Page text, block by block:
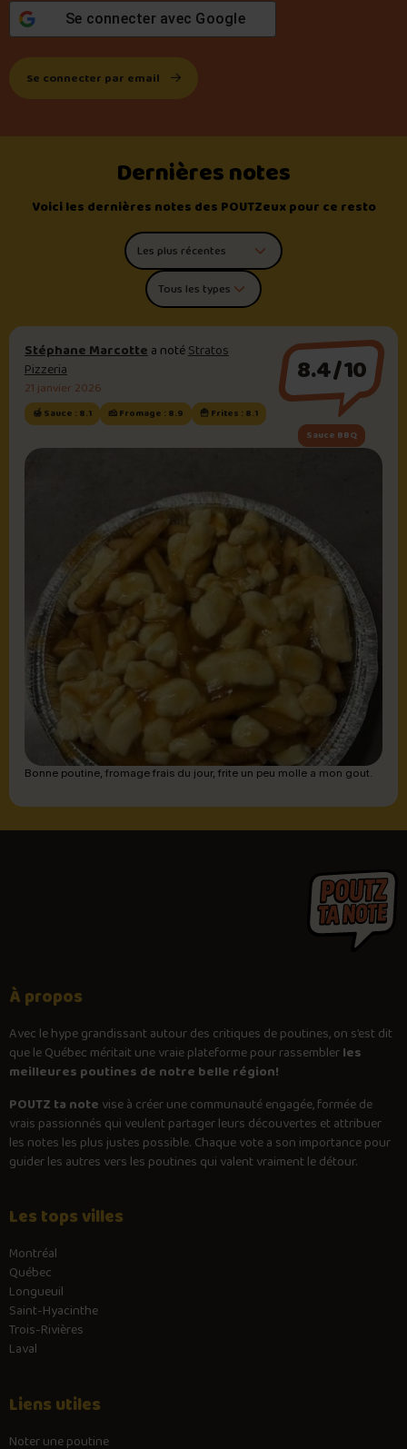
Se connecter avec Google
Se connecter par email
Dernières notes
Voici les dernières notes des POUTZeux pour ce resto
Trier les commentaires
Filtrer par type de poutine
Stéphane Marcottea notéStratos
Pizzeria
21 janvier 2026
🍯 Sauce : 8.1 🧀 Fromage : 8.9 🍟 Frites : 8.1
8.4/10
Sauce BBQ
Bonne poutine, fromage frais du jour, frite un peu molle a mon gout.
À propos
Avec lehypegrandissant autour des critiques de poutines, on s’est dit
que le Québec méritait une vraie plateforme pour rassemblerles
meilleures poutines de notre belle région!
POUTZ ta note vise à créer une communauté engagée, formée de
vrais passionnés qui veulent partager leurs découvertes et attribuer
les notes les plus justes possible. Chaque vote a son importance pour
guider les autres vers les poutines qui valent vraiment le détour.
Les tops villes
Montréal
Québec
Longueuil
Saint-Hyacinthe
Trois-Rivières
Laval
Liens utiles
Noter une poutine